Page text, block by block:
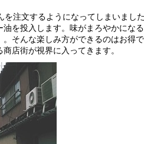
注文するようになってしまいました
を投入します。味がまろやかにな
そんな楽しみ方ができるのはお得で
店街が視界に入ってきます。